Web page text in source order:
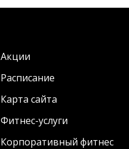
Акции
Расписание
Карта сайта
Фитнес-услуги
Корпоративный фитнес